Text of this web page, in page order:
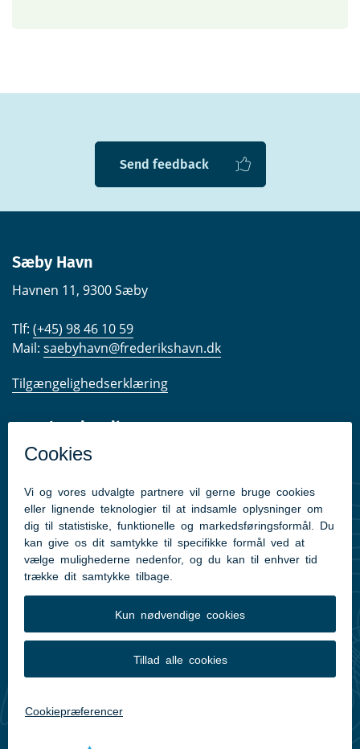
Send feedback
Sæby Havn
Havnen 11, 9300 Sæby
Tlf: (+45) 98 46 10 59
Mail: saebyhavn@frederikshavn.dk
Tilgængelighedserklæring
Kom hurtigt til
Skagen Lystbådehavns hjemmeside
Kontakt havnekontoret på Sæby Havn
Find os på
Facebook
Position: 57° 20′ 0″ N - 10° 32′ 1″ E
Translate